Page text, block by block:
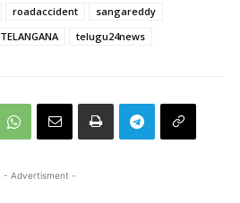
roadaccident
sangareddy
TELANGANA telugu24news
- Advertisment -